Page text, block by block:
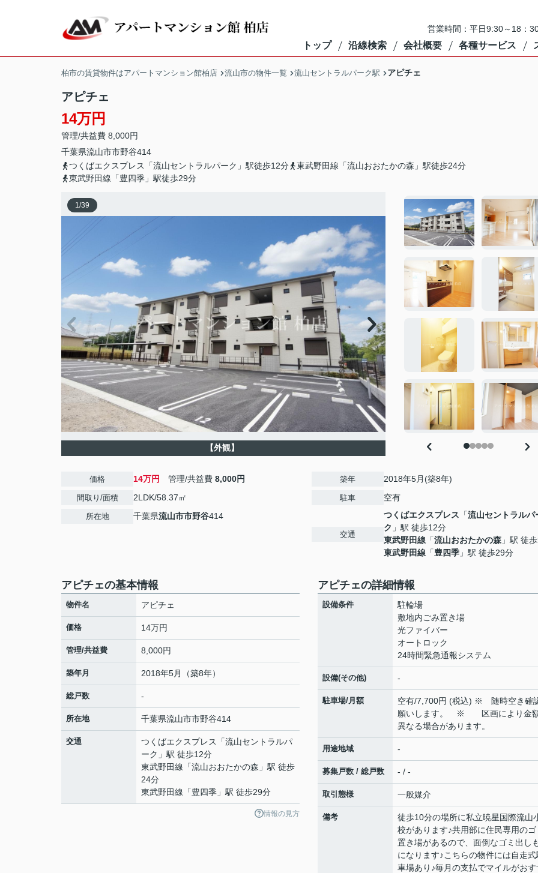
営業時間：平日9:30～18
トップ 沿線検索 会社概要 各種サービス
柏市の賃貸物件はアパートマンション館柏店 流山市の物件一覧 流山セントラルパーク駅 アピチェ
アピチェ
14万円
管理/共益費 8,000円
千葉県流山市市野谷414
つくばエクスプレス「流山セントラルパーク」駅徒歩12分
東武野田線「流山おおたかの森」駅徒歩24分
東武野田線「豊四季」駅徒歩29分
1/39
【外観】
価格 14万円 管理/共益費 8,000円
間取り/面積 2LDK/58.37㎡
所在地 千葉県流山市市野谷414
築年 2018年5月(築8年)
駐車 空有
交通
つくばエクスプレス 「流山セントラルパ
ク 」駅 徒歩12分
東武野田線 「流山おおたかの森 」駅 徒
東武野田線 「豊四季 」駅 徒歩29分
アピチェの基本情報
物件名 アピチェ
価格 14万円
管理/共益費 8,000円
築年月 2018年5月（築8年）
総戸数 -
所在地 千葉県流山市市野谷414
交通 つくばエクスプレス 「流山セントラルパ
ーク 」駅 徒歩12分
東武野田線 「流山おおたかの森 」駅 徒歩
24分
東武野田線 「豊四季 」駅 徒歩29分
情報の見方
アピチェの詳細情報
設備条件
駐輪場
敷地内ごみ置き場
光ファイバー
オートロック
24時間緊急通報システム
設備(その他) -
駐車場/月額
空有/7,700円 (税込) ※ 随時空き確
願いします。 ※ 区画により金
異なる場合があります。
用途地域 -
募集戸数 / 総戸数 - / -
取引態様 一般媒介
備考
徒歩10分の場所に私立暁星国際流山
校があります♪共用部に住民専用のゴ
置き場があるので、面倒なゴミ出し
になります♪こちらの物件には自走式
車場あり♪毎月の支払でマイルがおす